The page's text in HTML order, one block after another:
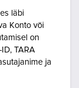
läbi
Konto või
on
TARA
ja